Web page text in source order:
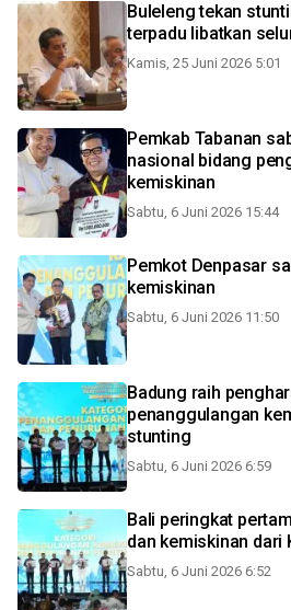
Buleleng tekan
terpadu libatkan
Kamis, 25 Juni 2026 5:01
Pemkab Tabanan
nasional bidang
kemiskinan
Sabtu, 6 Juni 2026 15:44
Pemkot Denpasar
kemiskinan
Sabtu, 6 Juni 2026 11:50
Badung raih
penanggulangan
stunting
Sabtu, 6 Juni 2026 6:59
Bali peringkat
dan kemiskinan dari
Sabtu, 6 Juni 2026 6:52